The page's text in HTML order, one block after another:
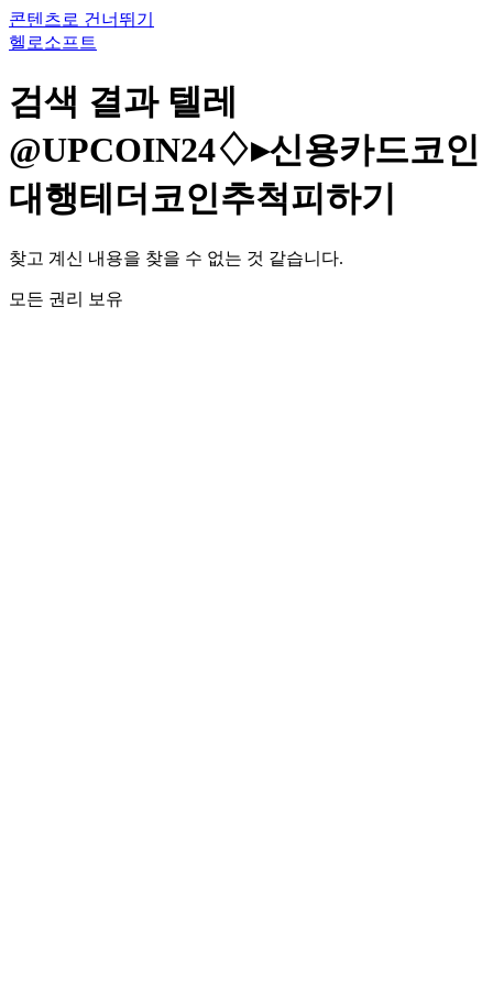
콘텐츠로 건너뛰기
헬로소프트
검색 결과 텔레
@UPCOIN24♢▸신용카드코인
대행테더코인추척피하기
찾고 계신 내용을 찾을 수 없는 것 같습니다.
모든 권리 보유